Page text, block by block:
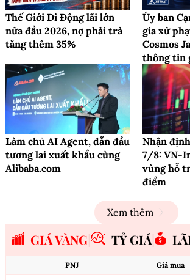
Thế Giới Di Động lãi lớn
nửa đầu 2026, nợ phải trả
tăng thêm 35%
Ủy ban
gia xử
Cosmos
thông tin
Làm chủ AI Agent, dẫn đầu
tương lai xuất khẩu cùng
Alibaba.com
Nhận
7/8: VN-
vùng hỗ
điểm
Xem thêm
GIÁ VÀNG TỶ GIÁ
PNJ Giá mua